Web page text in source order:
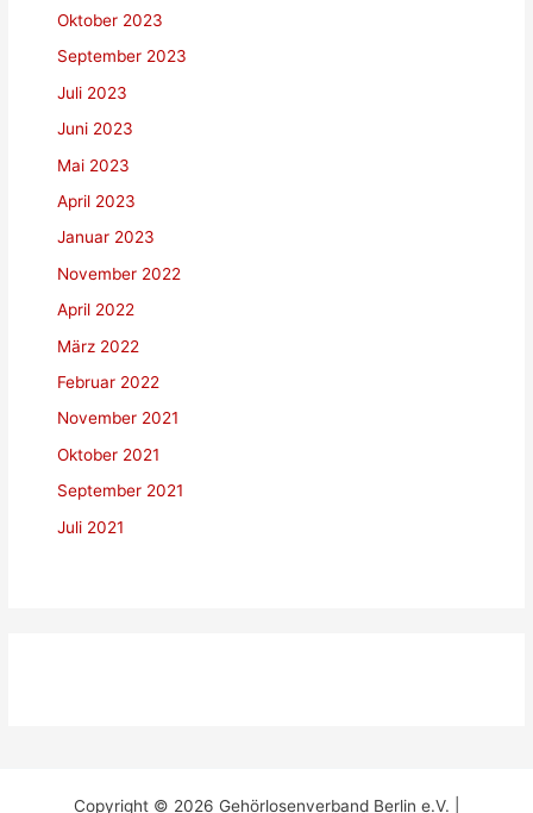
Oktober 2023
September 2023
Juli 2023
Juni 2023
Mai 2023
April 2023
Januar 2023
November 2022
April 2022
März 2022
Februar 2022
November 2021
Oktober 2021
September 2021
Juli 2021
Copyright © 2026 Gehörlosenverband Berlin e.V. |